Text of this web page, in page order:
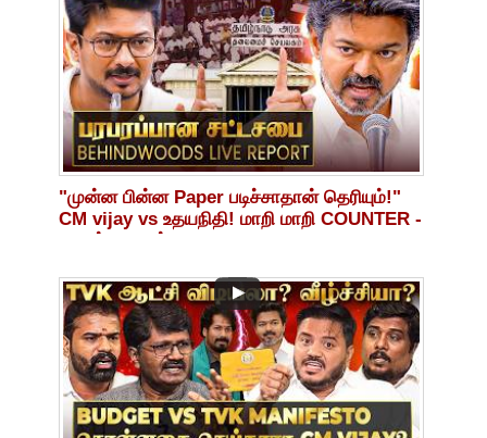
"முன்ன பின்ன Paper படிச்சாதான் தெரியும்!"
CM vijay vs உதயநிதி! மாறி மாறி COUNTER -